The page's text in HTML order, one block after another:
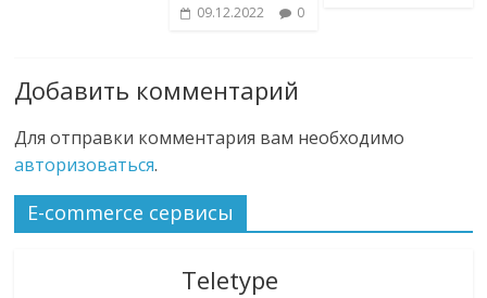
09.12.2022 0
Добавить комментарий
Для отправки комментария вам необходимо
авторизоваться.
E-commerce сервисы
Teletype